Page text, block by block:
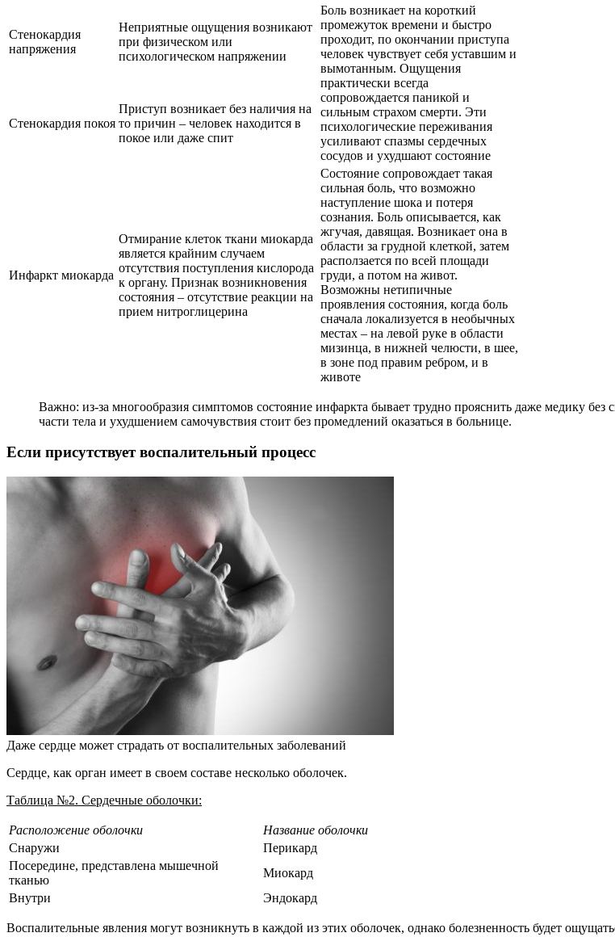
Стенокардия
напряжения
Неприятные ощущения возникают
при физическом или
психологическом напряжении
Боль возникает на короткий
промежуток времени и быстро
проходит, по окончании приступа
человек чувствует себя уставшим и
вымотанным. Ощущения
практически всегда
сопровождается паникой и
сильным страхом смерти. Эти
психологические переживания
усиливают спазмы сердечных
сосудов и ухудшают состояние
Стенокардия покоя
Приступ возникает без наличия на
то причин – человек находится в
покое или даже спит
Инфаркт миокарда
Отмирание клеток ткани миокарда
является крайним случаем
отсутствия поступления кислорода
к органу. Признак возникновения
состояния – отсутствие реакции на
прием нитроглицерина
Состояние сопровождает такая
сильная боль, что возможно
наступление шока и потеря
сознания. Боль описывается, как
жгучая, давящая. Возникает она в
области за грудной клеткой, затем
расползается по всей площади
груди, а потом на живот.
Возможны нетипичные
проявления состояния, когда боль
сначала локализуется в необычных
местах – на левой руке в области
мизинца, в нижней челюсти, в шее,
в зоне под правим ребром, и в
животе
Важно: из-за многообразия симптомов состояние инфаркта бывает трудно прояснить даже медику
части тела и ухудшением самочувствия стоит без промедлений оказаться в больнице.
Если присутствует воспалительный процесс
Даже сердце может страдать от воспалительных заболеваний
Сердце, как орган имеет в своем составе несколько оболочек.
Таблица №2. Сердечные оболочки:
Расположение оболочки
Название оболочки
Снаружи
Перикард
Посередине, представлена мышечной
тканью
Миокард
Внутри
Эндокард
Воспалительные явления могут возникнуть в каждой из этих оболочек, однако болезненность будет